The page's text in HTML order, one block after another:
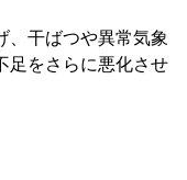
、干ばつや異常気象
足をさらに悪化させ